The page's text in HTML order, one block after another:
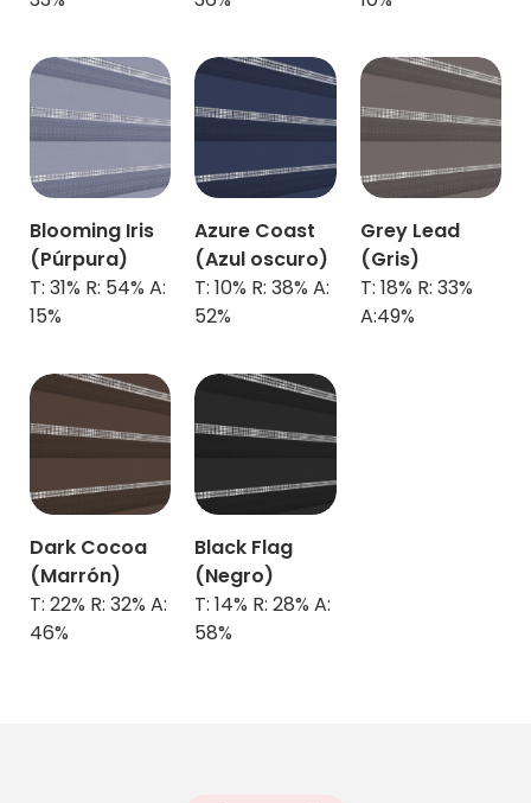
Blooming Iris
(Púrpura)
T: 31% R: 54% A:
15%
Azure Coast
(Azul oscuro)
T: 10% R: 38% A:
52%
Grey Lead
(Gris)
T: 18% R: 33%
A:49%
Dark Cocoa
(Marrón)
T: 22% R: 32% A:
46%
Black Flag
(Negro)
T: 14% R: 28% A:
58%